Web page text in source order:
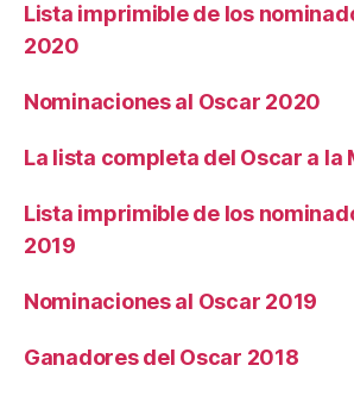
Lista imprimible de los
2020
Nominaciones al Oscar 2020
La lista completa del Oscar a la
Lista imprimible de los
2019
Nominaciones al Oscar 2019
Ganadores del Oscar 2018